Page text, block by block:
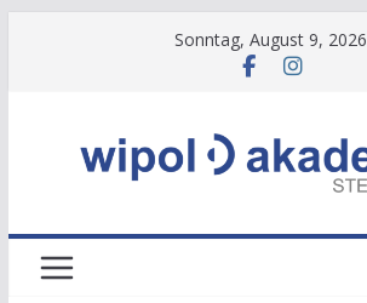
Sonntag, August 9, 2026